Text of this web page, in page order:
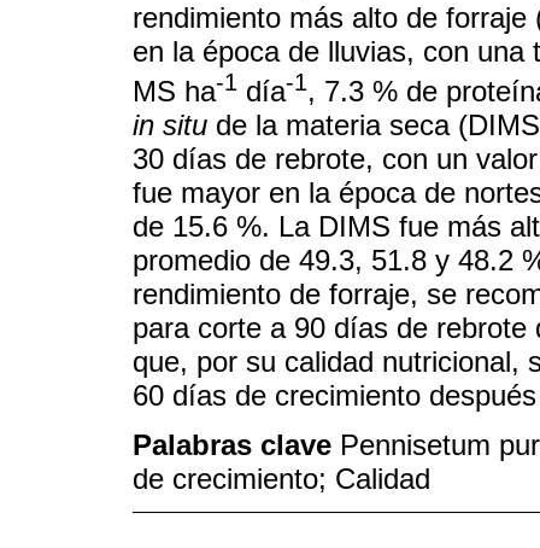
rendimiento más alto de forraje
en la época de lluvias, con
MS ha-1 día-1, 7.3 % de
in situ de la materia seca
30 días de rebrote, con un
fue mayor en la época de
de 15.6 %. La DIMS fue más
promedio de 49.3, 51.8 y 48.2
rendimiento de forraje, se
para corte a 90 días de
que, por su calidad nutricional,
60 días de crecimiento
Palabras clave Pennisetum
de crecimiento; Calidad